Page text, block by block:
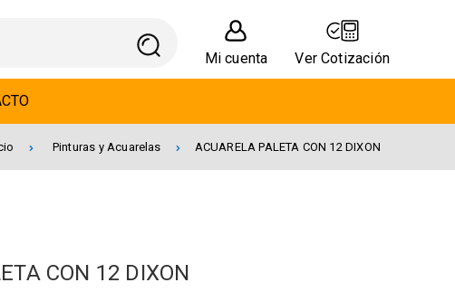
Mi cuenta Ver Cotización
Pinturas y Acuarelas ACUARELA PALETA CON 12 DIXON
CON 12 DIXON